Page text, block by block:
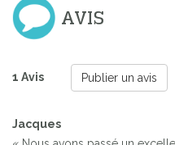
AVIS
1 Avis Publier un avis
Jacques